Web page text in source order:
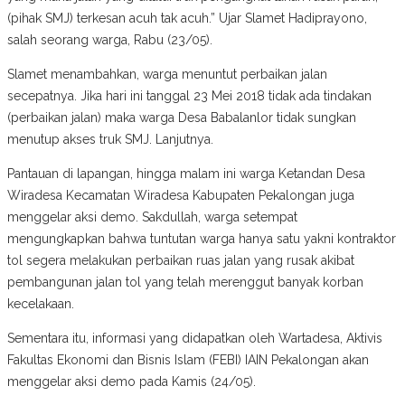
(pihak SMJ) terkesan acuh tak acuh.” Ujar Slamet Hadiprayono,
salah seorang warga, Rabu (23/05).
Slamet menambahkan, warga menuntut perbaikan jalan
secepatnya. Jika hari ini tanggal 23 Mei 2018 tidak ada tindakan
(perbaikan jalan) maka warga Desa Babalanlor tidak sungkan
menutup akses truk SMJ. Lanjutnya.
Pantauan di lapangan, hingga malam ini warga Ketandan Desa
Wiradesa Kecamatan Wiradesa Kabupaten Pekalongan juga
menggelar aksi demo. Sakdullah, warga setempat
mengungkapkan bahwa tuntutan warga hanya satu yakni kontraktor
tol segera melakukan perbaikan ruas jalan yang rusak akibat
pembangunan jalan tol yang telah merenggut banyak korban
kecelakaan.
Sementara itu, informasi yang didapatkan oleh Wartadesa, Aktivis
Fakultas Ekonomi dan Bisnis Islam (FEBI) IAIN Pekalongan akan
menggelar aksi demo pada Kamis (24/05).